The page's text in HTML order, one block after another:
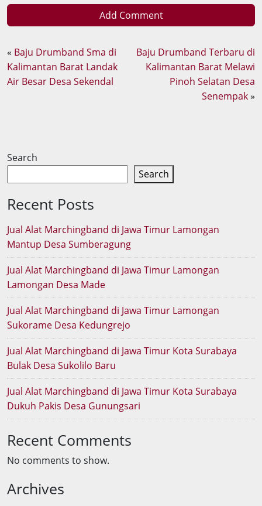
Add Comment
« Baju Drumband Sma di
Kalimantan Barat Landak
Air Besar Desa Sekendal
Baju Drumband Terbaru di
Kalimantan Barat Melawi
Pinoh Selatan Desa
Senempak»
Search
Search
Recent Posts
Jual Alat Marchingband di Jawa Timur Lamongan
Mantup Desa Sumberagung
Jual Alat Marchingband di Jawa Timur Lamongan
Lamongan Desa Made
Jual Alat Marchingband di Jawa Timur Lamongan
Sukorame Desa Kedungrejo
Jual Alat Marchingband di Jawa Timur Kota Surabaya
Bulak Desa Sukolilo Baru
Jual Alat Marchingband di Jawa Timur Kota Surabaya
Dukuh Pakis Desa Gunungsari
Recent Comments
No comments to show.
Archives